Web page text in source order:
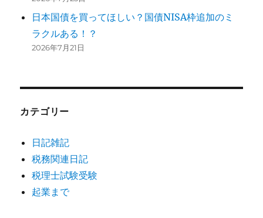
日本国債を買ってほしい？国債NISA枠追加のミ
ラクルある！？
2026年7月21日
カテゴリー
日記雑記
税務関連日記
税理士試験受験
起業まで